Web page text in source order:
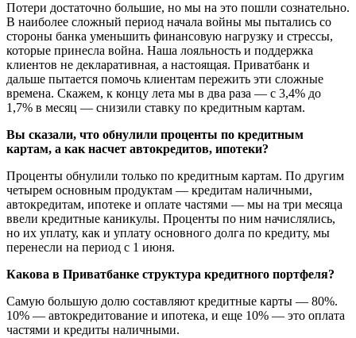
Потери достаточно большие, но мы на это пошли сознательно.
В наиболее сложный период начала войны мы пытались со
стороны банка уменьшить финансовую нагрузку и стрессы,
которые принесла война. Наша лояльность и поддержка
клиентов не декларативная, а настоящая. Приватбанк и
дальше пытается помочь клиентам пережить эти сложные
времена. Скажем, к концу лета мы в два раза — с 3,4% до
1,7% в месяц — снизили ставку по кредитным картам.
Вы сказали, что обнулили проценты по кредитным
картам, а как насчет автокредитов, ипотеки?
Проценты обнулили только по кредитным картам. По другим
четырем основным продуктам — кредитам наличными,
автокредитам, ипотеке и оплате частями — мы на три месяца
ввели кредитные каникулы. Проценты по ним начислялись,
но их уплату, как и уплату основного долга по кредиту, мы
перенесли на период с 1 июня.
Какова в Приватбанке структура кредитного портфеля?
Самую большую долю составляют кредитные карты — 80%.
10% — автокредитование и ипотека, и еще 10% — это оплата
частями и кредиты наличными.